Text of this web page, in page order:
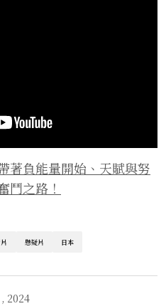
著負能量開始、天賦與努
鬥之路！
懸疑片 日本
2024